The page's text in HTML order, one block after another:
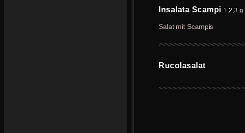
lnsalata Scampi 1,2,3,g
Salat mit Scampis
Rucolasalat